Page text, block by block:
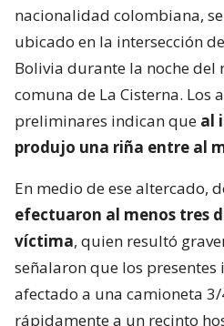
nacionalidad colombiana,
ubicado en la intersección
Bolivia durante la noche del
comuna de La Cisterna. Los
preliminares indican que al
produjo una riña entre al
En medio de ese altercado,
efectuaron al menos tres
víctima, quien resultó
señalaron que los
afectado a una camioneta
rápidamente a un recinto